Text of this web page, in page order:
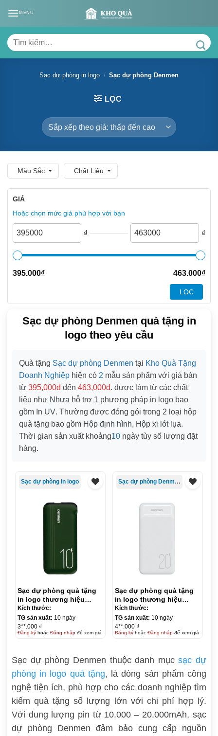
MENU
Tìm
kiếm:
Sạc dự phòng in logo / Sạc dự phòng Denmen
LỌC
Màu Sắc Chất Liệu
GIÁ
Hoặc chọn mức giá phù hợp với bạn
₫ ₫
395.000₫ 463.000₫
LỌC
Sạc dự phòng Denmen quà tặng in
logo theo yêu cầu
Quà tặng Sạc dự phòng Denmen tại Kho Quà Tặng
Doanh Nghiệp hiện có 2 mẫu sản phẩm với giá bán
từ 395,000đ đến 463,000đ. được làm từ các chất
liệu như Nhựa hỗ trợ 1 phương pháp in logo bao
gồm In UV. Thường được đóng gói trong 2 loại hộp
quà tặng bao gồm Hộp định hình, Hộp xi lót lụa.
Thời gian sản xuất khoảng10 ngày tùy số lượng đặt
hàng.
Sạc dự phòng in logo
Sạc dự phòng quà tặng
in logo thương hiệu
Denmen 10.000mAh KQ-
SDP10
Kích thước:
TG sản xuất: 10 ngày
3**.000 ₫
Đăng kýhoặc Đăng nhậpđể xem giá
Sạc dự phòng Denmen
Sạc dự phòng quà tặng
in logo thương hiệu
Denmen 20.000mAh KQ-
SDP11
Kích thước:
TG sản xuất: 10 ngày
4**.000 ₫
Đăng kýhoặc Đăng nhậpđể xem giá
Sạc dự phòng Denmen thuộc danh mụcsạc dự
phòng in logo quà tặng, là dòng sản phẩm công
nghệ tiện ích, phù hợp cho các doanh nghiệp tìm
kiếm quà tặng số lượng lớn với chi phí hợp lý.
Với dung lượng pin từ 10.000 – 20.000mAh, sạc
dự phòng Denmen đảm bảo cung cấp nguồn